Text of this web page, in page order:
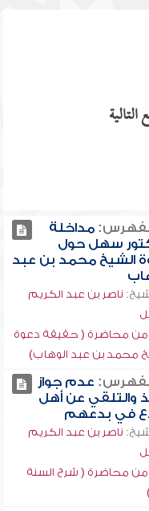
مداخلة
سهل حول
الشيخ محمد بن عبد
ناصر بن عبد الكريم
من محاضرة ( حقيقة دعوة
محمد بن عبد الوهاب)
عدم جواز
والتلقي عن أهل
في بدعهم
ناصر بن عبد الكريم
من محاضرة ( شرح السنة